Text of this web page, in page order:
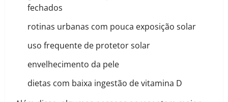
fechados
rotinas urbanas com pouca exposição solar
uso frequente de protetor solar
envelhecimento da pele
dietas com baixa ingestão de vitamina D